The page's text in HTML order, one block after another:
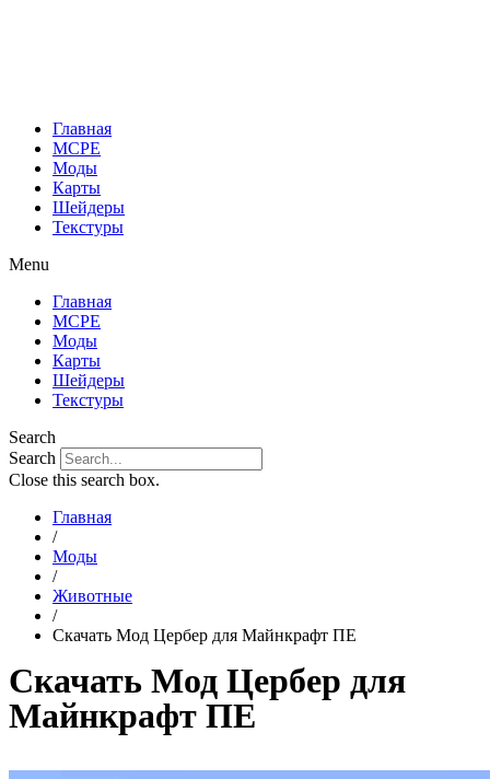
Главная
MCPE
Моды
Карты
Шейдеры
Текстуры
Menu
Главная
MCPE
Моды
Карты
Шейдеры
Текстуры
Search
Search
Close this search box.
Главная
/
Моды
/
Животные
/
Скачать Мод Цербер для Майнкрафт ПЕ
Скачать Мод Цербер для
Майнкрафт ПЕ